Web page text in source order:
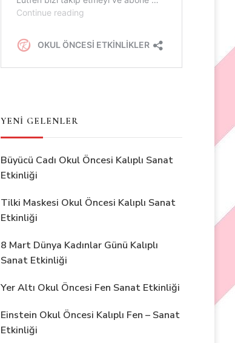
YENİ GELENLER
Büyücü Cadı Okul Öncesi Kalıplı Sanat
Etkinliği
Tilki Maskesi Okul Öncesi Kalıplı Sanat
Etkinliği
8 Mart Dünya Kadınlar Günü Kalıplı
Sanat Etkinliği
Yer Altı Okul Öncesi Fen Sanat Etkinliği
Einstein Okul Öncesi Kalıplı Fen – Sanat
Etkinliği